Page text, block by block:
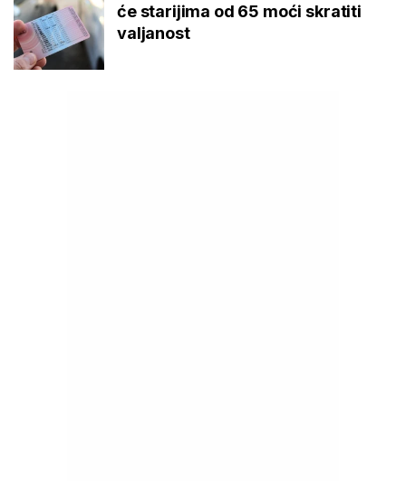
će starijima od 65 moći skratiti
valjanost